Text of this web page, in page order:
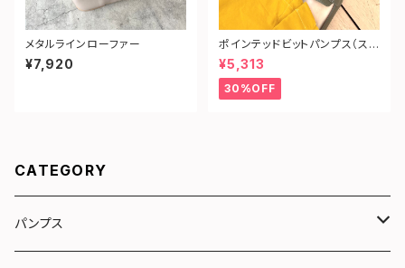
メタルラインローファー
¥7,920
ポインテッドビットパンプス（ス
ネーク型押し）
¥5,313
30%OFF
CATEGORY
パンプス